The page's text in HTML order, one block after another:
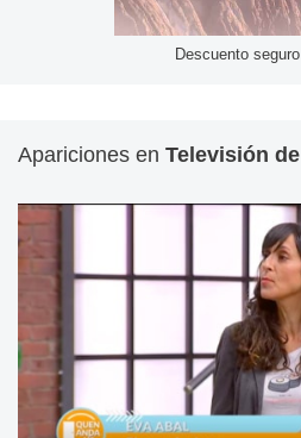
Descuento
Apariciones en Televisión